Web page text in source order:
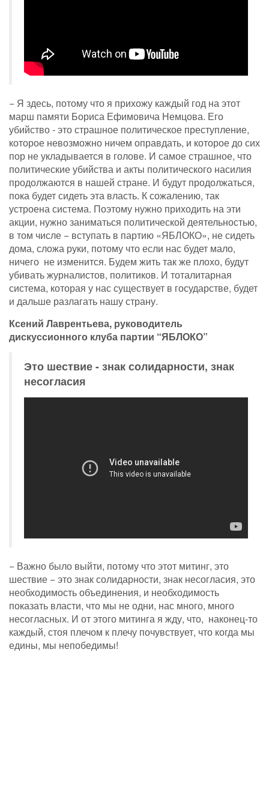
− Я здесь, потому что я прихожу каждый год на этот
марш памяти Бориса Ефимовича Немцова. Его
убийство - это страшное политическое преступление,
которое невозможно ничем оправдать, и которое до сих
пор не укладывается в голове. И самое страшное, что
политические убийства и акты политического насилия
продолжаются в нашей стране. И будут продолжаться,
пока будет сидеть эта власть. К сожалению, так
устроена система. Поэтому нужно приходить на эти
акции, нужно заниматься политической деятельностью,
в том числе − вступать в партию «ЯБЛОКО», не сидеть
дома, сложа руки, потому что если нас будет мало,
ничего не изменится. Будем жить так же плохо, будут
убивать журналистов, политиков. И тоталитарная
система, которая у нас существует в государстве, будет
и дальше разлагать нашу страну.
Ксений Лаврентьева, руководитель
дискуссионного клуба партии “ЯБЛОКО”
Это шествие - знак солидарности, знак
несогласия
− Важно было выйти, потому что этот митинг, это
шествие − это знак солидарности, знак несогласия, это
необходимость объединения, и необходимость
показать власти, что мы не одни, нас много, много
несогласных. И от этого митинга я жду, что, наконец-то
каждый, стоя плечом к плечу почувствует, что когда мы
едины, мы непобедимы!